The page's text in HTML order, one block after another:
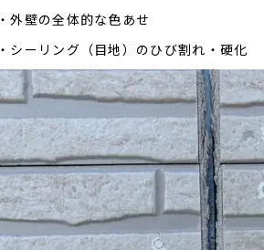
・外壁の全体的な色あせ
・シーリング（目地）のひび割れ・硬化